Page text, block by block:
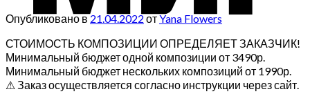
Опубликовано в21.04.2022отYana Flowers
СТОИМОСТЬ КОМПОЗИЦИИ ОПРЕДЕЛЯЕТ ЗАКАЗЧИК!
Минимальный бюджет одной композиции от 3490р.
Минимальный бюджет нескольких композиций от 1990р.
⚠ Заказ осуществляется согласно инструкции через сайт.